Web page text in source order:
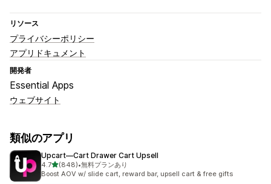
リソース
プライバシーポリシー
アプリドキュメント
開発者
Essential Apps
ウェブサイト
類似のアプリ
Upcart—Cart Drawer Cart Upsell
4.75つ星中
(848)
合計レビュー数：848件
•無料プランあり
Boost AOV w/ slide cart, reward bar, upsell cart & free gifts